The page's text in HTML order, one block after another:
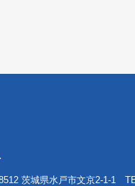
茨城県水戸市文京2-1-1